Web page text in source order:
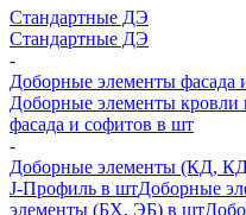
Стандартные ДЭ
Стандартные ДЭ
-
Доборные элементы фасада
Доборные элементы кровли
фасада и софитов в шт
-
Доборные элементы (КД,
J-Профиль в штДоборные
элементы (БХ, ЭБ) в шт